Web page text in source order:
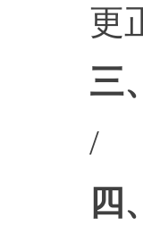
更
三
/
四